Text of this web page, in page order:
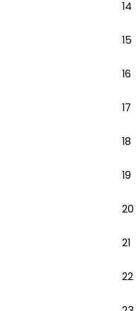
14
15
16
17
18
19
20
21
22